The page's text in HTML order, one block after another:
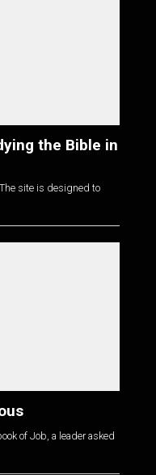
the Bible in
site is designed to
of Job, a leader asked